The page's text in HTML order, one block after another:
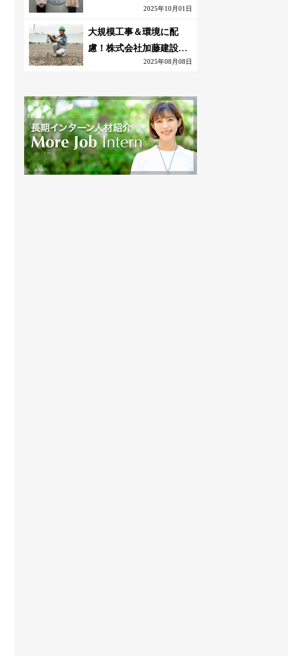
式会社のグローバルな環
境
2025年10月01日
大規模工事＆環境に配
慮！株式会社加藤建設の
若手が語る現場監督の働
2025年08月08日